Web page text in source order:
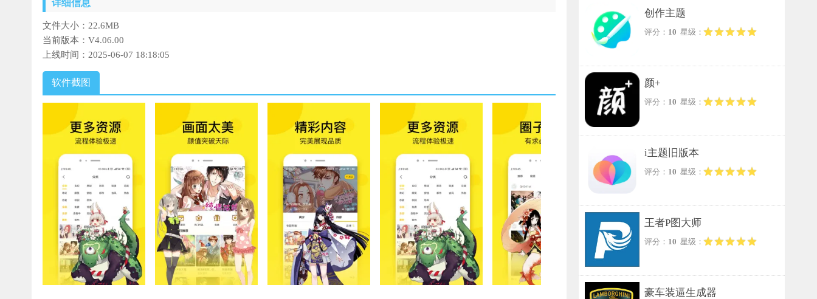
详细信息
文件大小： 22.6MB
当前版本： V4.06.00
上线时间： 2025-06-07 18:18:05
软件截图
创作主题
评分： 10 星级：
颜+
评分： 10 星级：
i主题旧版本
评分： 10 星级：
王者P图大师
评分： 10 星级：
豪车装逼生成器